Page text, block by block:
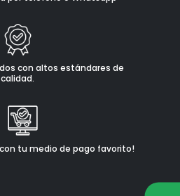
con altos estándares de
calidad.
con tu medio de pago favorito!